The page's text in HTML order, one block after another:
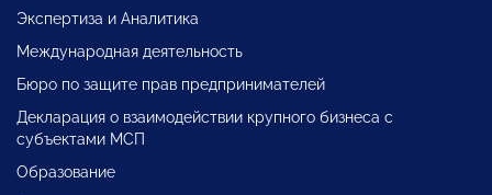
Экспертиза и Аналитика
Международная деятельность
Бюро по защите прав предпринимателей
Декларация о взаимодействии крупного бизнеса с
субъектами МСП
Образование